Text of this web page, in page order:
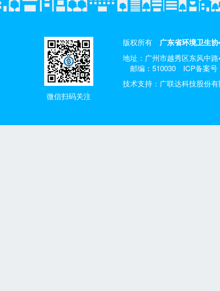
微信扫码关注
版权所有 广东省环境卫生
地址：广州市越秀区东风中
邮编：510030
ICP备案号
技术支持：广联达科技股份